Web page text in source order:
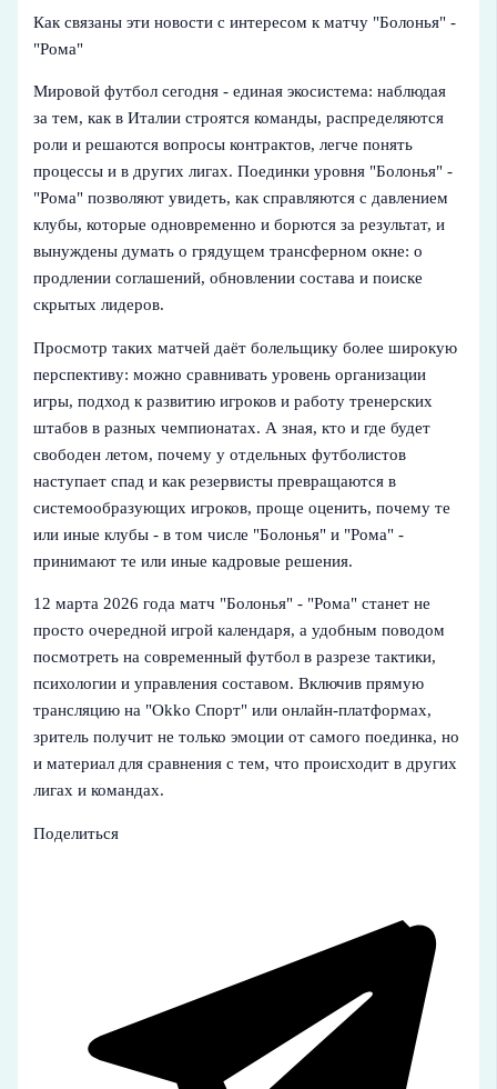
Как связаны эти новости с интересом к матчу "Болонья" -
"Рома"
Мировой футбол сегодня - единая экосистема: наблюдая
за тем, как в Италии строятся команды, распределяются
роли и решаются вопросы контрактов, легче понять
процессы и в других лигах. Поединки уровня "Болонья" -
"Рома" позволяют увидеть, как справляются с давлением
клубы, которые одновременно и борются за результат, и
вынуждены думать о грядущем трансферном окне: о
продлении соглашений, обновлении состава и поиске
скрытых лидеров.
Просмотр таких матчей даёт болельщику более широкую
перспективу: можно сравнивать уровень организации
игры, подход к развитию игроков и работу тренерских
штабов в разных чемпионатах. А зная, кто и где будет
свободен летом, почему у отдельных футболистов
наступает спад и как резервисты превращаются в
системообразующих игроков, проще оценить, почему те
или иные клубы - в том числе "Болонья" и "Рома" -
принимают те или иные кадровые решения.
12 марта 2026 года матч "Болонья" - "Рома" станет не
просто очередной игрой календаря, а удобным поводом
посмотреть на современный футбол в разрезе тактики,
психологии и управления составом. Включив прямую
трансляцию на "Okko Спорт" или онлайн-платформах,
зритель получит не только эмоции от самого поединка, но
и материал для сравнения с тем, что происходит в других
лигах и командах.
Поделиться